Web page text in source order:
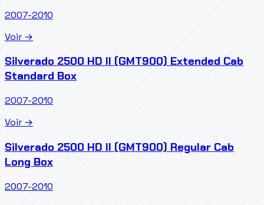
2007-2010
Voir →
Silverado 2500 HD II (GMT900) Extended Cab
Standard Box
2007-2010
Voir →
Silverado 2500 HD II (GMT900) Regular Cab
Long Box
2007-2010